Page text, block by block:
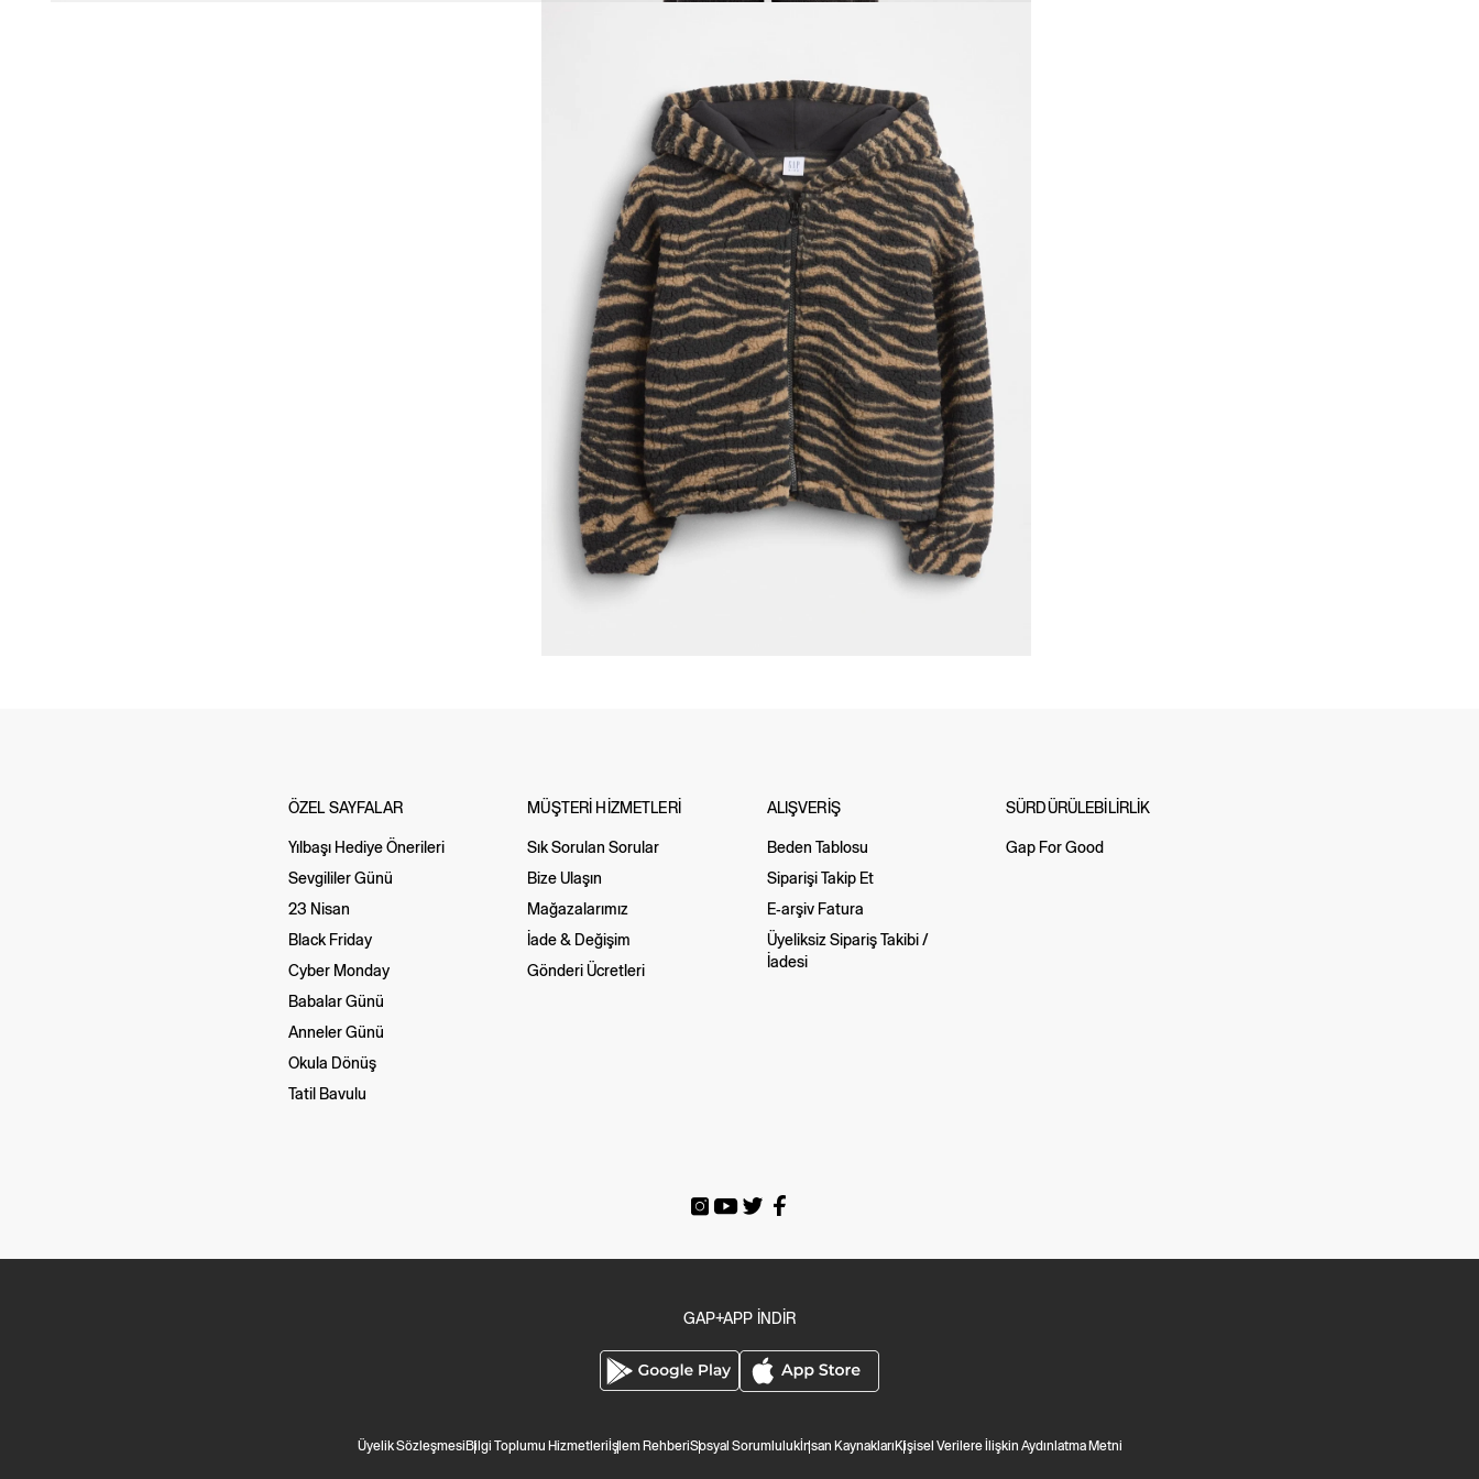
ÖZEL SAYFALAR
Yılbaşı Hediye Önerileri
Sevgililer Günü
23 Nisan
Black Friday
Cyber Monday
Babalar Günü
Anneler Günü
Okula Dönüş
Tatil Bavulu
MÜŞTERİ HİZMETLERİ
Sık Sorulan Sorular
Bize Ulaşın
Mağazalarımız
İade & Değişim
Gönderi Ücretleri
ALIŞVERİŞ
Beden Tablosu
Siparişi Takip Et
E-arşiv Fatura
Üyeliksiz Sipariş Takibi /
İadesi
SÜRDÜRÜLEBİLİRLİK
Gap For Good
GAP+APP İNDİR
Üyelik SözleşmesiBilgi Toplumu Hizmetleriİşlem RehberiSosyal Sorumlulukİnsan KaynaklarıKişisel Verilere İlişkin Aydınlatma Metni